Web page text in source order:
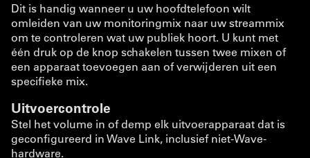
Dit is handig wanneer u uw hoofdtelefoon wilt
omleiden van uw monitoringmix naar uw streammix
om te controleren wat uw publiek hoort. U kunt met
één druk op de knop schakelen tussen twee mixen of
een apparaat toevoegen aan of verwijderen uit een
specifieke mix.
Uitvoercontrole
Stel het volume in of demp elk uitvoerapparaat dat is
geconfigureerd in Wave Link, inclusief niet-Wave-
hardware.